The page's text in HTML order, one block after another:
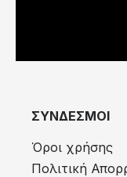
ΣΥΝΔΕΣΜΟΙ
Όροι χρήσης
Πολιτική